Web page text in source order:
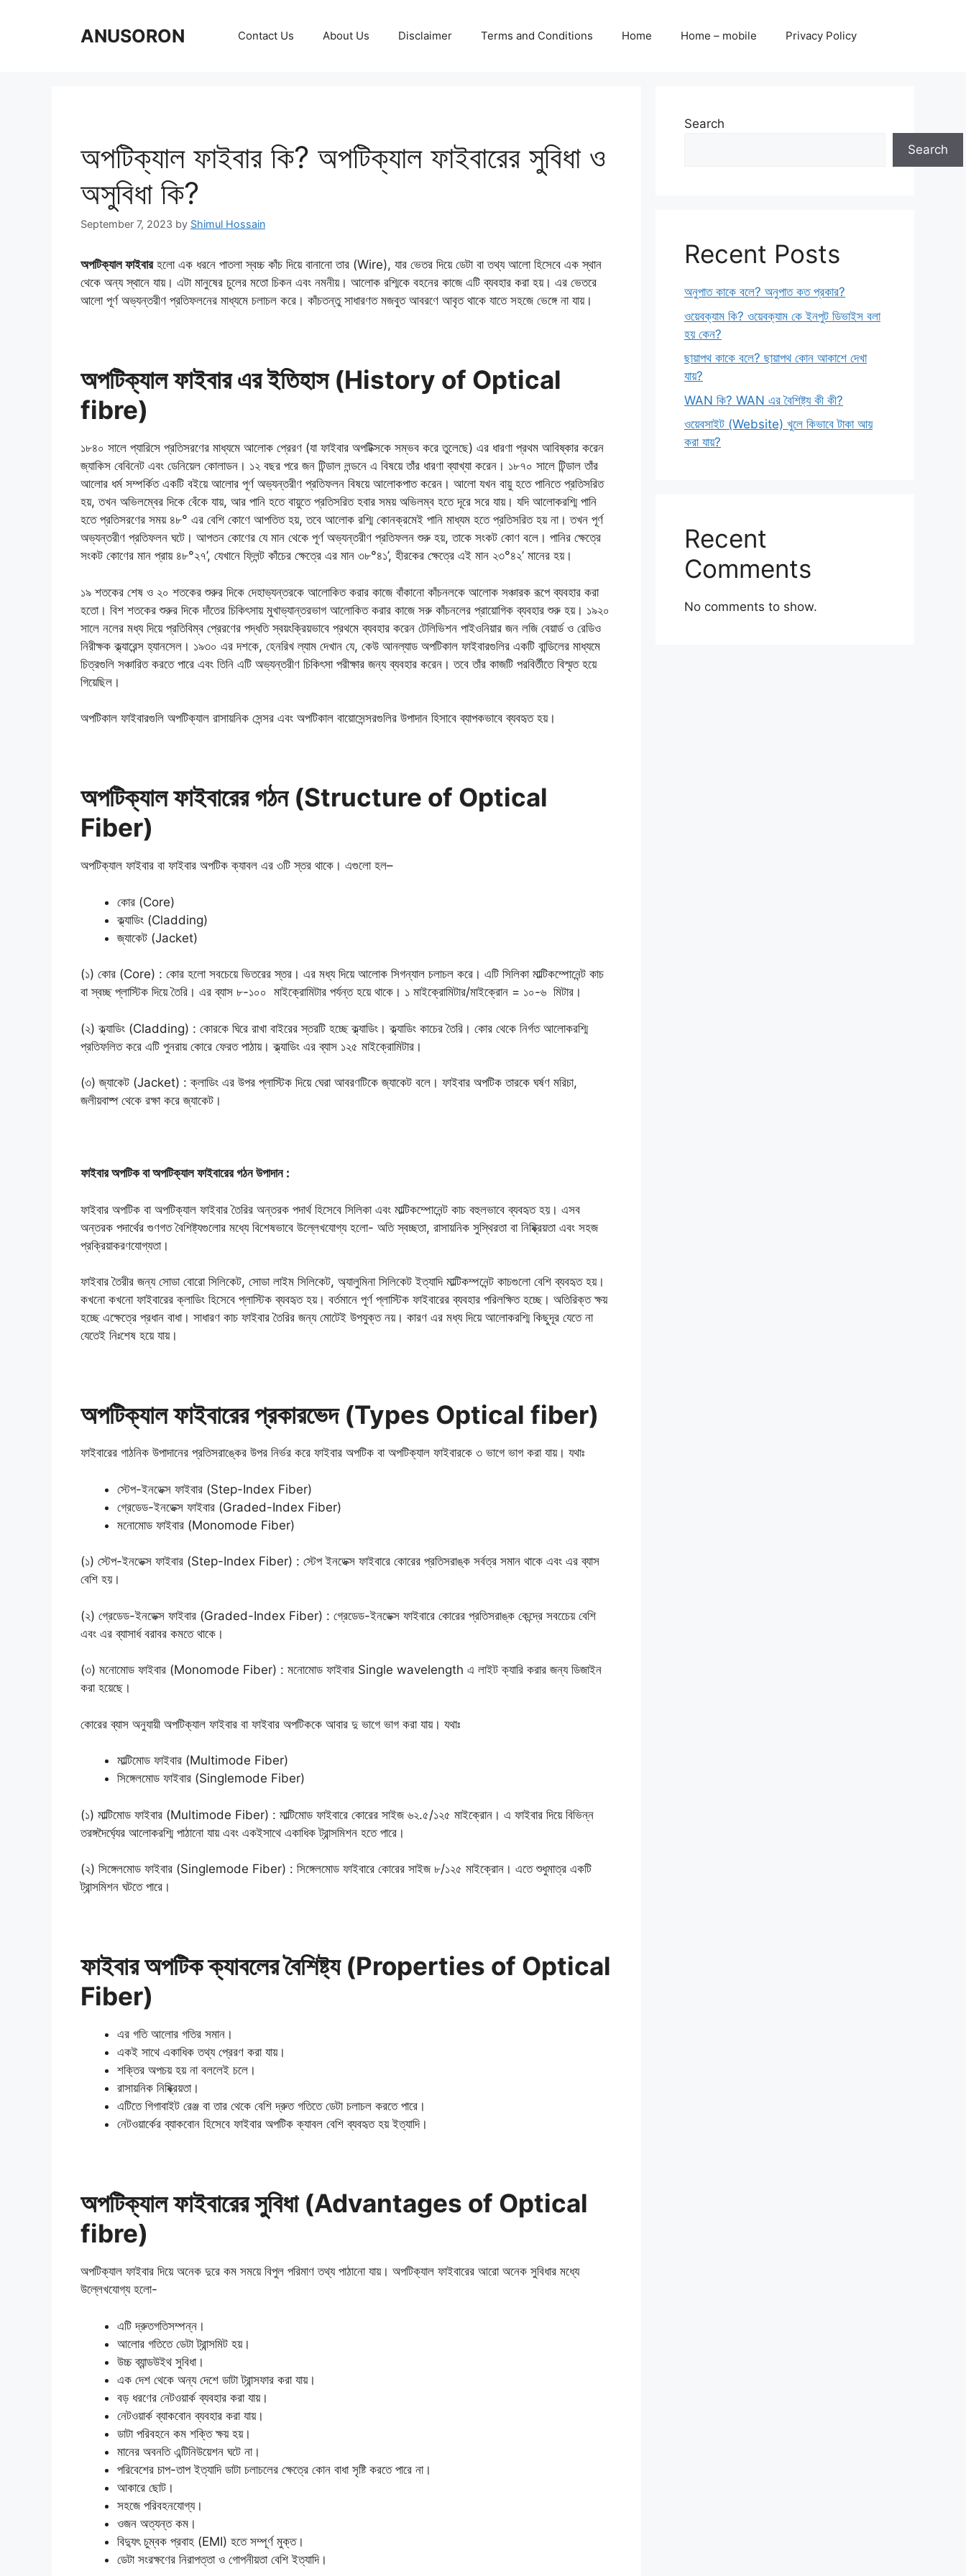
ANUSORON Contact Us About Us Disclaimer Terms and Conditions Home Home – mobile Privacy Policy
অপটিক্যাল ফাইবার কি? অপটিক্যাল ফাইবারের সুবিধা ও
অসুবিধা কি?
September 7, 2023 by Shimul Hossain
অপটিক্যাল ফাইবারহলো এক ধরনে পাতলা স্বচ্চ কাঁচ দিয়ে বানানো তার (Wire), যার ভেতর দিয়ে ডেটা বা তথ্য আলো হিসেবে এক স্থান
থেকে অন্য স্থানে যায়। এটা মানুষের চুলের মতাে চিকন এবং নমনীয়। আলােক রশ্মিকে বহনের কাজে এটি ব্যবহার করা হয়। এর ভেতরে
আলো পূর্ণ অভ্যন্তরীণ প্রতিফলনের মাধ্যমে চলাচল করে। কাঁচতন্তু সাধারণত মজবুত আবরণে আবৃত থাকে যাতে সহজে ভেঙ্গে না যায়।
অপটিক্যাল ফাইবার এর ইতিহাস (History of Optical
fibre)
১৮৪০ সালে প্যারিসে প্রতিসরণের মাধ্যমে আলোক প্রেরণ (যা ফাইবার অপটিক্সকে সম্ভব করে তুলেছে) এর ধারণা প্রথম আবিষ্কার করেন
জ্যাকিস বেবিনেট এবং ডেনিয়েল কোলাডন। ১২ বছর পরে জন টিন্ডাল লন্ডনে এ বিষয়ে তাঁর ধারণা ব্যাখ্যা করেন। ১৮৭০ সালে টিন্ডাল তাঁর
আলোর ধর্ম সম্পর্কিত একটি বইয়ে আলোর পূর্ণ অভ্যন্তরীণ প্রতিফলন বিষয়ে আলোকপাত করেন। আলো যখন বায়ু হতে পানিতে প্রতিসরিত
হয়, তখন অভিলম্বের দিকে বেঁকে যায়, আর পানি হতে বায়ুতে প্রতিসরিত হবার সময় অভিলম্ব হতে দূরে সরে যায়। যদি আলোকরশ্মি পানি
হতে প্রতিসরণের সময় ৪৮° এর বেশি কোণে আপতিত হয়, তবে আলোক রশ্মি কোনক্রমেই পানি মাধ্যম হতে প্রতিসরিত হয় না। তখন পূর্ণ
অভ্যন্তরীণ প্রতিফলন ঘটে। আপতন কোণের যে মান থেকে পূর্ণ অভ্যন্তরীণ প্রতিফলন শুরু হয়, তাকে সংকট কোণ বলে। পানির ক্ষেত্রে
সংকট কোণের মান প্রায় ৪৮°২৭’, যেখানে ফ্লিন্ট কাঁচের ক্ষেত্রে এর মান ৩৮°৪১’, হীরকের ক্ষেত্রে এই মান ২৩°৪২’ মানের হয়।
১৯ শতকের শেষ ও ২০ শতকের শুরুর দিকে দেহাভ্যন্তরকে আলোকিত করার কাজে বাঁকানো কাঁচনলকে আলোক সঞ্চারক রূপে ব্যবহার করা
হতো। বিশ শতকের শুরুর দিকে দাঁতের চিকিৎসায় মুখাভ্যান্তরভাগ আলোকিত করার কাজে সরু কাঁচনলের প্রায়োগিক ব্যবহার শুরু হয়। ১৯২০
সালে নলের মধ্য দিয়ে প্রতিবিম্ব প্রেরণের পদ্ধতি স্বয়ংক্রিয়ভাবে প্রথমে ব্যবহার করেন টেলিভিশন পাইওনিয়ার জন লজি বেয়ার্ড ও রেডিও
নিরীক্ষক ক্ল্যারেন্স হ্যানসেল। ১৯৩০ এর দশকে, হেনরিখ ল্যাম দেখান যে, কেউ আনল্যাড অপটিকাল ফাইবারগুলির একটি বান্ডিলের মাধ্যমে
চিত্রগুলি সঞ্চারিত করতে পারে এবং তিনি এটি অভ্যন্তরীণ চিকিৎসা পরীক্ষার জন্য ব্যবহার করেন। তবে তাঁর কাজটি পরবির্তীতে বিস্মৃত হয়ে
গিয়েছিল।
অপটিকাল ফাইবারগুলি অপটিক্যাল রাসায়নিক সেন্সর এবং অপটিকাল বায়োসেন্সরগুলির উপাদান হিসাবে ব্যাপকভাবে ব্যবহৃত হয়।
অপটিক্যাল ফাইবারের গঠন (Structure of Optical
Fiber)
অপটিক্যাল ফাইবার বা ফাইবার অপটিক ক্যাবল এর ৩টি স্তর থাকে। এগুলো হল–
কোর (Core)
ক্ল্যাডিং (Cladding)
জ্যাকেট (Jacket)
(১) কোর (Core) : কোর হলো সবচেয়ে ভিতরের স্তর। এর মধ্য দিয়ে আলোক সিগন্যাল চলাচল করে। এটি সিলিকা মাল্টিকম্পোনেন্ট কাচ
বা স্বচ্ছ প্লাস্টিক দিয়ে তৈরি। এর ব্যাস ৮-১০০ মাইক্রোমিটার পর্যন্ত হয়ে থাকে। ১ মাইক্রোমিটার/মাইক্রোন = ১০-৬ মিটার।
(২) ক্ল্যাডিং (Cladding) : কোরকে ঘিরে রাখা বাইরের স্তরটি হচ্ছে ক্ল্যাডিং। ক্ল্যাডিং কাচের তৈরি। কোর থেকে নির্গত আলোকরশ্মি
প্রতিফলিত করে এটি পুনরায় কোরে ফেরত পাঠায়। ক্ল্যাডিং এর ব্যাস ১২৫ মাইক্রোমিটার।
(৩) জ্যাকেট (Jacket) : ক্লাডিং এর উপর প্লাস্টিক দিয়ে ঘেরা আবরণটিকে জ্যাকেট বলে। ফাইবার অপটিক তারকে ঘর্ষণ মরিচা,
জলীয়বাষ্প থেকে রক্ষা করে জ্যাকেট।
ফাইবার অপটিক বা অপটিক্যাল ফাইবারের গঠন উপাদান :
ফাইবার অপটিক বা অপটিক্যাল ফাইবার তৈরির অন্তরক পদার্থ হিসেবে সিলিকা এবং মাল্টিকম্পোনেন্ট কাচ বহুলভাবে ব্যবহৃত হয়। এসব
অন্তরক পদার্থের গুণগত বৈশিষ্ট্যগুলোর মধ্যে বিশেষভাবে উল্লেখযোগ্য হলো- অতি স্বচ্ছতা, রাসায়নিক সুস্থিরতা বা নিষ্ক্রিয়তা এবং সহজ
প্রক্রিয়াকরণযোগ্যতা।
ফাইবার তৈরীর জন্য সোডা বোরো সিলিকেট, সোডা লাইম সিলিকেট, অ্যালুমিনা সিলিকেট ইত্যাদি মাল্টিকম্পনেন্ট কাচগুলো বেশি ব্যবহৃত হয়।
কখনো কখনো ফাইবারের ক্লাডিং হিসেবে প্লাস্টিক ব্যবহৃত হয়। বর্তমানে পূর্ণ প্লাস্টিক ফাইবারের ব্যবহার পরিলক্ষিত হচ্ছে। অতিরিক্ত ক্ষয়
হচ্ছে এক্ষেত্রে প্রধান বাধা। সাধারণ কাচ ফাইবার তৈরির জন্য মোটেই উপযুক্ত নয়। কারণ এর মধ্য দিয়ে আলোকরশ্মি কিছুদূর যেতে না
যেতেই নিঃশেষ হয়ে যায়।
অপটিক্যাল ফাইবারের প্রকারভেদ (Types Optical fiber)
ফাইবারের গাঠনিক উপাদানের প্রতিসরাঙ্কের উপর নির্ভর করে ফাইবার অপটিক বা অপটিক্যাল ফাইবারকে ৩ ভাগে ভাগ করা যায়। যথাঃ
স্টেপ-ইনডেক্স ফাইবার (Step-Index Fiber)
গ্রেডেড-ইনডেক্স ফাইবার (Graded-Index Fiber)
মনোমোড ফাইবার (Monomode Fiber)
(১) স্টেপ-ইনডেক্স ফাইবার (Step-Index Fiber) : স্টেপ ইনডেক্স ফাইবারে কোরের প্রতিসরাঙ্ক সর্বত্র সমান থাকে এবং এর ব্যাস
বেশি হয়।
(২) গ্রেডেড-ইনডেক্স ফাইবার (Graded-Index Fiber) : গ্রেডেড-ইনডেক্স ফাইবারে কোরের প্রতিসরাঙ্ক কেন্দ্রে সবচেেয় বেশি
এবং এর ব্যাসার্ধ বরাবর কমতে থাকে।
(৩) মনোমোড ফাইবার (Monomode Fiber) : মনোমোড ফাইবার Single wavelength এ লাইট ক্যারি করার জন্য ডিজাইন
করা হয়েছে।
কোরের ব্যাস অনুযায়ী অপটিক্যাল ফাইবার বা ফাইবার অপটিককে আবার দু ভাগে ভাগ করা যায়। যথাঃ
মাল্টিমোড ফাইবার (Multimode Fiber)
সিঙ্গেলমোড ফাইবার (Singlemode Fiber)
(১) মাল্টিমোড ফাইবার (Multimode Fiber) : মাল্টিমোড ফাইবারে কোরের সাইজ ৬২.৫/১২৫ মাইক্রোন। এ ফাইবার দিয়ে বিভিন্ন
তরঙ্গদৈর্ঘ্যের আলোকরশ্মি পাঠানো যায় এবং একইসাথে একাধিক ট্রান্সমিশন হতে পারে।
(২) সিঙ্গেলমোড ফাইবার (Singlemode Fiber) : সিঙ্গেলমোড ফাইবারে কোরের সাইজ ৮/১২৫ মাইক্রোন। এতে শুধুমাত্র একটি
ট্রান্সমিশন ঘটতে পারে।
ফাইবার অপটিক ক্যাবলের বৈশিষ্ট্য (Properties of Optical
Fiber)
এর গতি আলোর গতির সমান।
একই সাথে একাধিক তথ্য প্রেরণ করা যায়।
শক্তির অপচয় হয় না বললেই চলে।
রাসায়নিক নিষ্ক্রিয়তা।
এটিতে গিগাবাইট রেঞ্জ বা তার থেকে বেশি দ্রুত গতিতে ডেটা চলাচল করতে পারে।
নেটওয়ার্কের ব্যাকবোন হিসেবে ফাইবার অপটিক ক্যাবল বেশি ব্যবহৃত হয় ইত্যাদি।
অপটিক্যাল ফাইবারের সুবিধা (Advantages of Optical
fibre)
অপটিক্যাল ফাইবার দিয়ে অনেক দুরে কম সময়ে বিপুল পরিমাণ তথ্য পাঠানো যায়। অপটিক্যাল ফাইবারের আরো অনেক সুবিধার মধ্যে
উল্লেখযোগ্য হলো-
এটি দ্রুতগতিসম্পন্ন।
আলোর গতিতে ডেটা ট্রান্সমিট হয়।
উচ্চ ব্যান্ডউইথ সুবিধা।
এক দেশ থেকে অন্য দেশে ডাটা ট্রান্সফার করা যায়।
বড় ধরণের নেটওয়ার্ক ব্যবহার করা যায়।
নেটওয়ার্ক ব্যাকবোন ব্যবহার করা যায়।
ডাটা পরিবহনে কম শক্তি ক্ষয় হয়।
মানের অবনতি এন্টিনিউয়েশন ঘটে না।
পরিবেশের চাপ-তাপ ইত্যাদি ডাটা চলাচলের ক্ষেত্রে কোন বাধা সৃষ্টি করতে পারে না।
আকারে ছোট।
সহজে পরিবহনযোগ্য।
ওজন অত্যন্ত কম।
বিদ্যুৎ চুম্বক প্রবাহ (EMI) হতে সম্পূর্ণ মুক্ত।
ডেটা সংরক্ষণের নিরাপত্তা ও গোপনীয়তা বেশি ইত্যাদি।
Search
Search
Recent Posts
অনুপাত কাকে বলে? অনুপাত কত প্রকার?
ওয়েবক্যাম কি? ওয়েবক্যাম কে ইনপুট ডিভাইস বলা
হয় কেন?
ছায়াপথ কাকে বলে? ছায়াপথ কোন আকাশে দেখা
যায়?
WAN কি? WAN এর বৈশিষ্ট্য কী কী?
ওয়েবসাইট (Website) খুলে কিভাবে টাকা আয়
করা যায়?
Recent
Comments
No comments to show.